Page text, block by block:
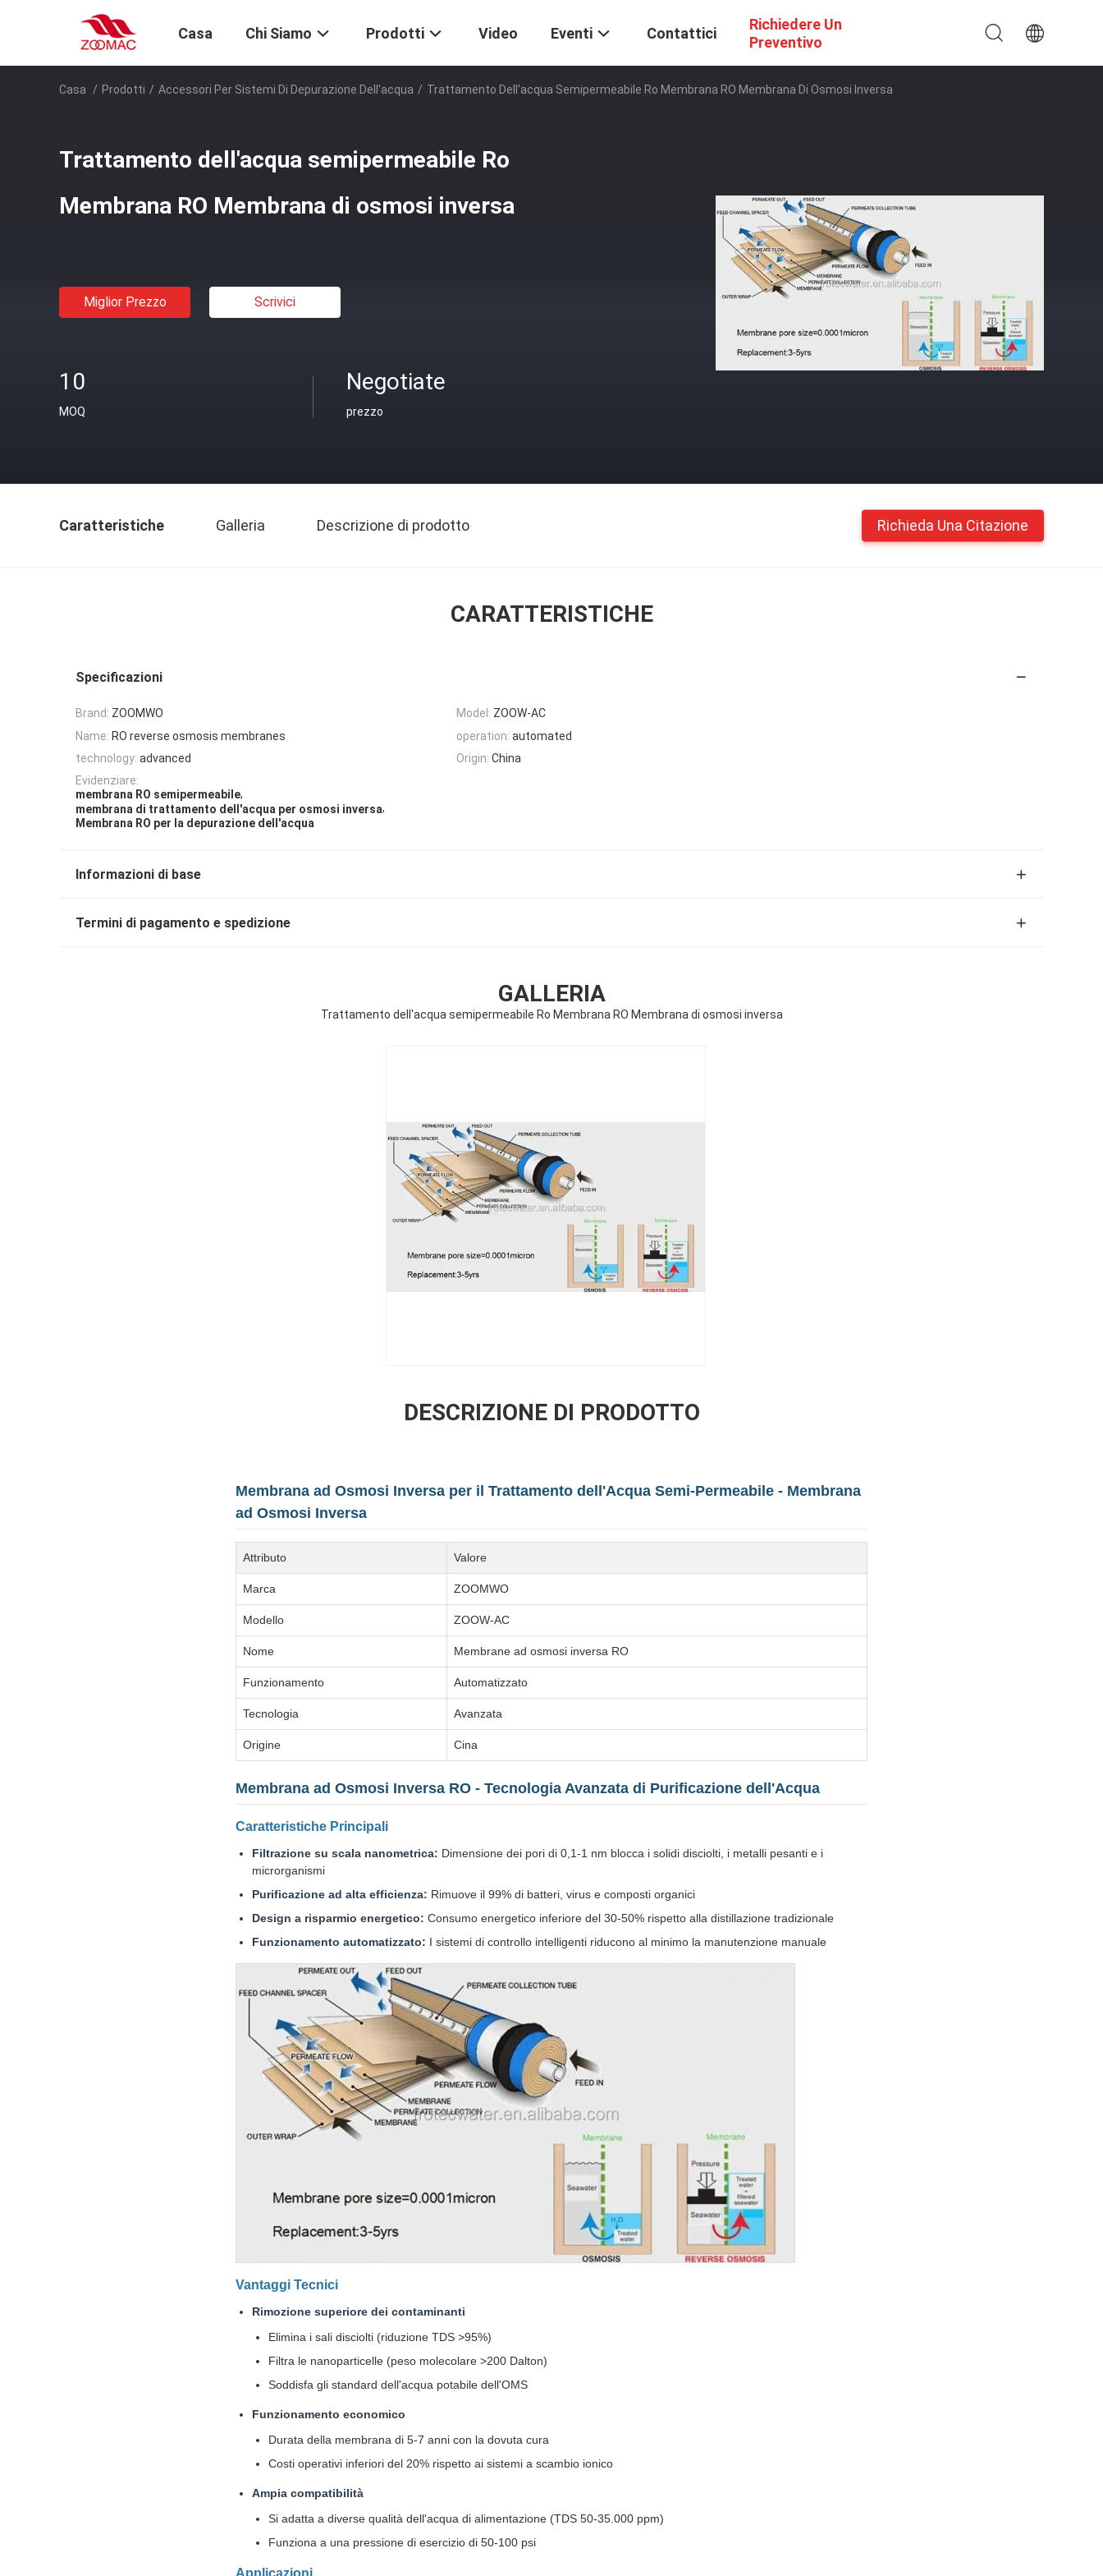
Casa Chi Siamo Prodotti Video Eventi Contattici
Richiedere Un
Preventivo
Casa / Prodotti / Accessori Per Sistemi Di Depurazione Dell'acqua / Trattamento Dell'acqua Semipermeabile Ro Membrana RO Membrana Di Osmosi Inversa
Trattamento dell'acqua semipermeabile Ro
Membrana RO Membrana di osmosi inversa
Miglior Prezzo Scrivici
10
MOQ
Negotiate
prezzo
Caratteristiche Galleria Descrizione di prodotto Richieda Una Citazione
CARATTERISTICHE
Specificazioni
Brand: ZOOMWO Model: ZOOW-AC
Name: RO reverse osmosis membranes operation: automated
technology: advanced Origin: China
Evidenziare:
membrana RO semipermeabile,
membrana di trattamento dell'acqua per osmosi inversa,
Membrana RO per la depurazione dell'acqua
Informazioni di base
Termini di pagamento e spedizione
GALLERIA
Trattamento dell'acqua semipermeabile Ro Membrana RO Membrana di osmosi inversa
DESCRIZIONE DI PRODOTTO
Membrana ad Osmosi Inversa per il Trattamento dell'Acqua Semi-Permeabile - Membrana
ad Osmosi Inversa
Attributo Valore
Marca ZOOMWO
Modello ZOOW-AC
Nome Membrane ad osmosi inversa RO
Funzionamento Automatizzato
Tecnologia Avanzata
Origine Cina
Membrana ad Osmosi Inversa RO - Tecnologia Avanzata di Purificazione dell'Acqua
Caratteristiche Principali
Filtrazione su scala nanometrica: Dimensione dei pori di 0,1-1 nm blocca i solidi disciolti, i metalli pesanti e i
microrganismi
Purificazione ad alta efficienza: Rimuove il 99% di batteri, virus e composti organici
Design a risparmio energetico: Consumo energetico inferiore del 30-50% rispetto alla distillazione tradizionale
Funzionamento automatizzato: I sistemi di controllo intelligenti riducono al minimo la manutenzione manuale
Vantaggi Tecnici
Rimozione superiore dei contaminanti
Elimina i sali disciolti (riduzione TDS >95%)
Filtra le nanoparticelle (peso molecolare >200 Dalton)
Soddisfa gli standard dell'acqua potabile dell'OMS
Funzionamento economico
Durata della membrana di 5-7 anni con la dovuta cura
Costi operativi inferiori del 20% rispetto ai sistemi a scambio ionico
Ampia compatibilità
Si adatta a diverse qualità dell'acqua di alimentazione (TDS 50-35.000 ppm)
Funziona a una pressione di esercizio di 50-100 psi
Applicazioni